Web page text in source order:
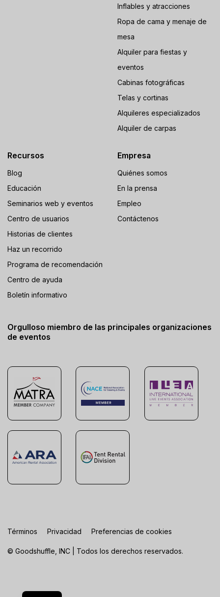
Inflables y atracciones
Ropa de cama y menaje de
mesa
Alquiler para fiestas y
eventos
Cabinas fotográficas
Telas y cortinas
Alquileres especializados
Alquiler de carpas
Recursos
Blog
Educación
Seminarios web y eventos
Centro de usuarios
Historias de clientes
Haz un recorrido
Programa de recomendación
Centro de ayuda
Boletín informativo
Empresa
Quiénes somos
En la prensa
Empleo
Contáctenos
Orgulloso miembro de las principales organizaciones
de eventos
© Goodshuffle, INC | Todos los derechos reservados.
Términos Privacidad Preferencias de cookies